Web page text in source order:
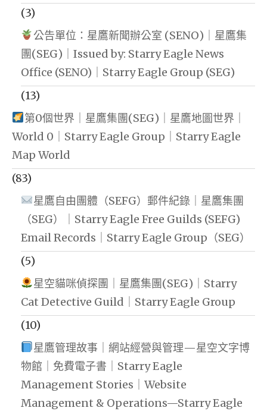
(3)
公告單位：星鷹新聞辦公室 (SENO)｜星鷹集
團(SEG)｜Issued by: Starry Eagle News
Office (SENO)｜Starry Eagle Group (SEG)
(13)
第0個世界｜星鷹集團(SEG)｜星鷹地圖世界｜
World 0｜Starry Eagle Group｜Starry Eagle
Map World
(83)
星鷹自由團體（SEFG）郵件紀錄｜星鷹集團
（SEG）｜Starry Eagle Free Guilds (SEFG)
Email Records｜Starry Eagle Group（SEG）
(5)
星空貓咪偵探團｜星鷹集團(SEG)｜Starry
Cat Detective Guild｜Starry Eagle Group
(10)
星鷹管理故事｜網站經營與管理—星空文字博
物館｜免費電子書｜Starry Eagle
Management Stories｜Website
Management & Operations—Starry Eagle